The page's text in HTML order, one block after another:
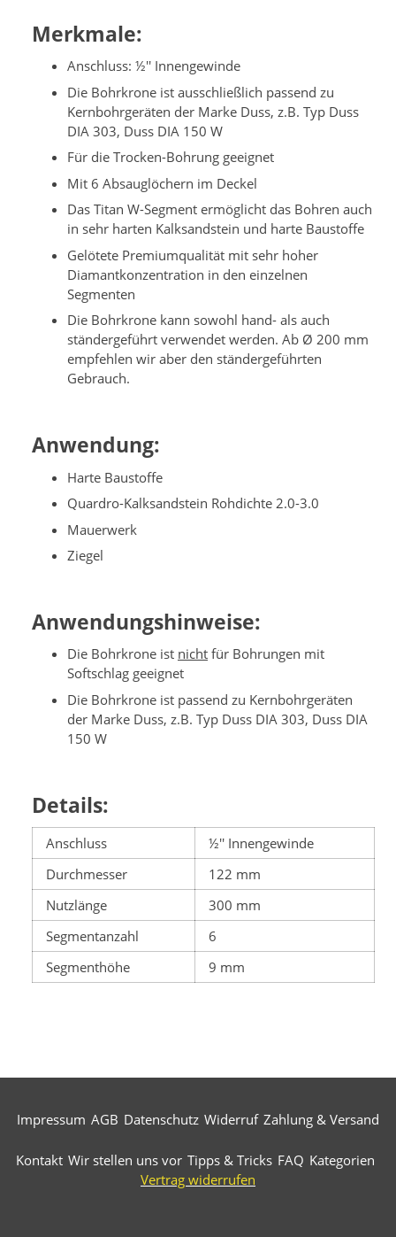
Merkmale:
Anschluss: ½'' Innengewinde
Die Bohrkrone ist ausschließlich passend zu
Kernbohrgeräten der Marke Duss, z.B. Typ Duss
DIA 303, Duss DIA 150 W
Für die Trocken-Bohrung geeignet
Mit 6 Absauglöchern im Deckel
Das Titan W-Segment ermöglicht das Bohren auch
in sehr harten Kalksandstein und harte Baustoffe
Gelötete Premiumqualität mit sehr hoher
Diamantkonzentration in den einzelnen
Segmenten
Die Bohrkrone kann sowohl hand- als auch
ständergeführt verwendet werden. Ab Ø 200 mm
empfehlen wir aber den ständergeführten
Gebrauch.
Anwendung:
Harte Baustoffe
Quardro-Kalksandstein Rohdichte 2.0-3.0
Mauerwerk
Ziegel
Anwendungshinweise:
Die Bohrkrone ist nicht für Bohrungen mit
Softschlag geeignet
Die Bohrkrone ist passend zu Kernbohrgeräten
der Marke Duss, z.B. Typ Duss DIA 303, Duss DIA
150 W
Details:
Anschluss
½'' Innengewinde
Durchmesser
122 mm
Nutzlänge
300 mm
Segmentanzahl
6
Segmenthöhe
9 mm
Impressum AGB Datenschutz Widerruf Zahlung & Versand
Kontakt Wir stellen uns vor Tipps & Tricks FAQ Kategorien
Vertrag widerrufen